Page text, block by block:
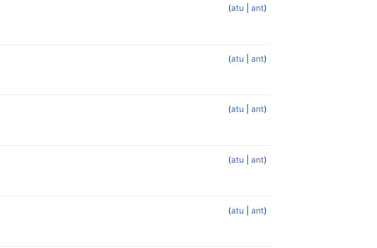
atu ant
atu ant
atu ant
atu ant
atu ant